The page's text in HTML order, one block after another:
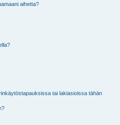
aihetta?
tai lakiasioissa tähän